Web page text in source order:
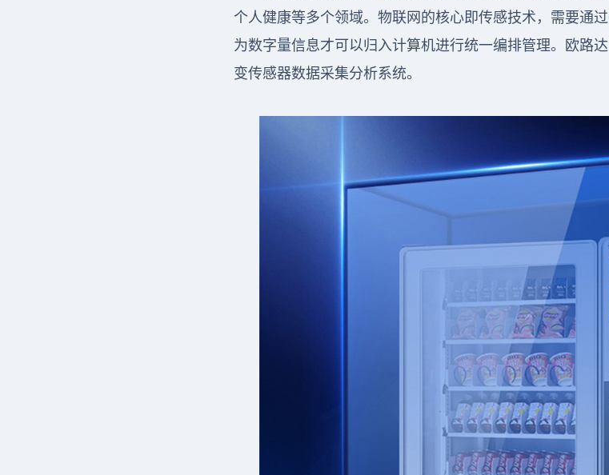
个人健康等多个领域。物联网的核心即传感技术，需要通
为数字量信息才可以归入计算机进行统一编排管理。欧路
变传感器数据采集分析系统。